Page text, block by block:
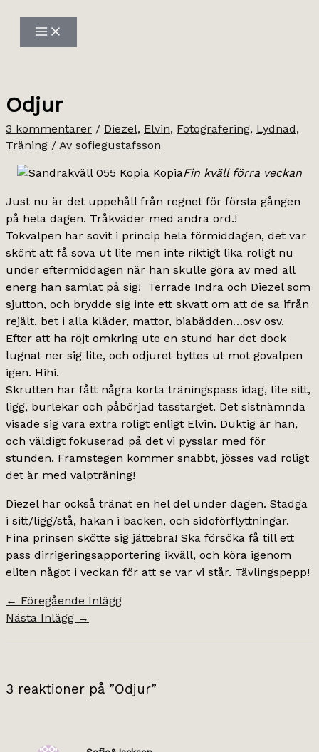
innehåll
Odjur
3 kommentarer / Diezel, Elvin, Fotografering, Lydnad,
Träning / Av sofiegustafsson
Fin kväll förra veckan
Just nu är det uppehåll från regnet för första gången
på hela dagen. Tråkväder med andra ord.!
Tokvalpen har sovit i princip hela förmiddagen, det var
skönt att få sova ut lite men inte riktigt lika roligt nu
under eftermiddagen när han skulle göra av med all
energ han samlat på sig! Terrade Indra och Diezel som
sjutton, och brydde sig inte ett skvatt om att de sa ifrån
rejält, bet i alla kläder, mattor, biabädden…osv osv.
Efter att ha röjt omkring ute en stund har det dock
lugnat ner sig lite, och odjuret byttes ut mot govalpen
igen. Hihi.
Skrutten har fått några korta träningspass idag, lite sitt,
ligg, burlekar och påbörjad tasstarget. Det sistnämnda
visade sig vara extra roligt enligt Elvin. Duktig är han,
och väldigt fokuserad på det vi pysslar med för
stunden. Framstegen kommer snabbt, jösses vad roligt
det är med valpträning!
Diezel har också tränat en hel del under dagen. Stadga
i sitt/ligg/stå, hakan i backen, och sidoförflyttningar.
Fina prinsen skötte sig jättebra! Ska försöka få till ett
pass dirrigeringsapportering ikväll, och köra igenom
eliten något i veckan för att se var vi står. Tävlingspepp!
← Föregående Inlägg
Nästa Inlägg →
3 reaktioner på ”Odjur”